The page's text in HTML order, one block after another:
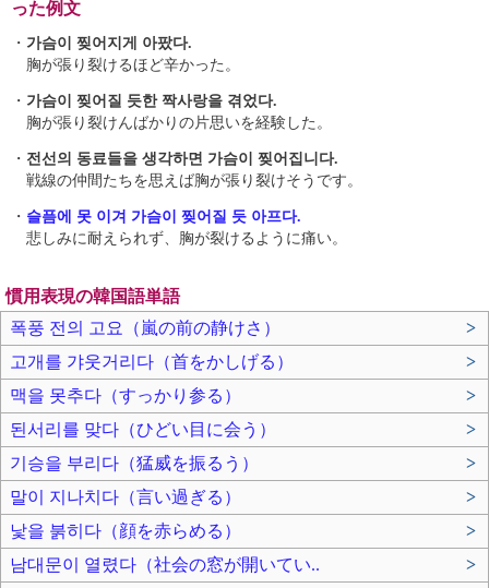
った例文
・ 가슴이 찢어지게 아팠다.
胸が張り裂けるほど辛かった。
・ 가슴이 찢어질 듯한 짝사랑을 겪었다.
胸が張り裂けんばかりの片思いを経験した。
・ 전선의 동료들을 생각하면 가슴이 찢어집니다.
戦線の仲間たちを思えば胸が張り裂けそうです。
・ 슬픔에 못 이겨 가슴이 찢어질 듯 아프다.
悲しみに耐えられず、胸が裂けるように痛い。
慣用表現の韓国語単語
폭풍 전의 고요（嵐の前の静けさ）
>
고개를 갸웃거리다（首をかしげる）
>
맥을 못추다（すっかり参る）
>
된서리를 맞다（ひどい目に会う）
>
기승을 부리다（猛威を振るう）
>
말이 지나치다（言い過ぎる）
>
낯을 붉히다（顔を赤らめる）
>
남대문이 열렸다（社会の窓が開いてい..
>